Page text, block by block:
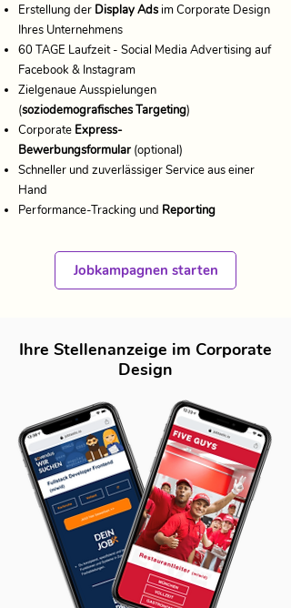
Erstellung der Display Ads im Corporate Design
Ihres Unternehmens
​60 TAGE Laufzeit - Social Media Advertising auf
Facebook & Instagram
Zielgenaue Ausspielungen
(soziodemografisches Targeting)
Corporate Express-
Bewerbungsformular (optional)
​Schneller und zuverlässiger Service aus einer
Hand
​Performance-Tracking und Reporting
Jobkampagnen starten
Ihre Stellenanzeige im Corporate
Design